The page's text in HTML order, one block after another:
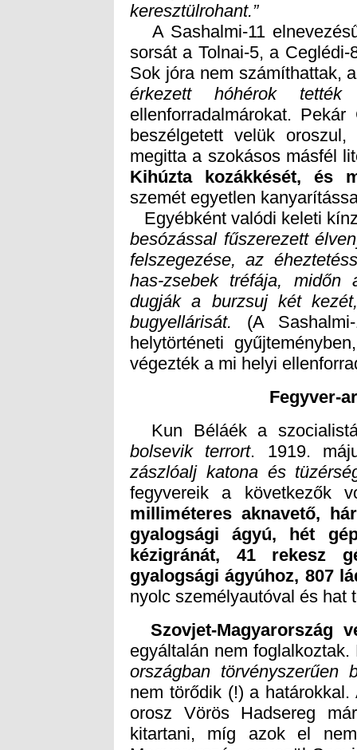
keresztülrohant.”
A Sashalmi-11
sorsát a Tolnai-5, a
Sok jóra nem számíthattak,
érkezett hóhérok
megitta a szokásos másfél
Kihúzta kozákkését, és
szemét egyetlen
Egyébként valódi keleti
besózással fűszerezett
felszegezése, az
has-zsebek tréfája, midőn
dugják a burzsuj két
bugyellárisát. (A
helytörténeti
végezték a mi helyi
Fegyver-
Kun Béláék a
bolsevik terrort. 1919.
zászlóalj katona és
fegyvereik a következők
gyalogsági ágyúhoz, 807
nyolc személyautóval és hat
Szovjet-Magyar­ország
egyáltalán nem
országban törvényszerűen